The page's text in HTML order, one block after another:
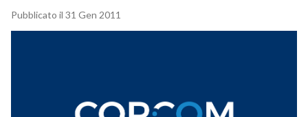
Pubblicato il 31 Gen 2011